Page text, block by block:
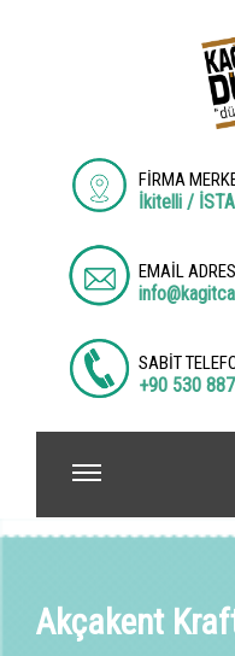
FİRMA
İkitelli /
EMAİL
SABİT
+90 530
Akçakent